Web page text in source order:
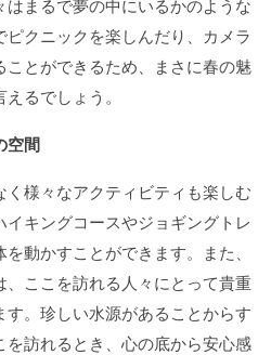
まるで夢の中にいるかのような
クニックを楽しんだり、カメラ
とができるため、まさに春の魅
るでしょう。
空間
様々なアクティビティも楽しむ
キングコースやジョギングトレ
動かすことができます。また、
ここを訪れる人々にとって貴重
。珍しい水源があることからす
を訪れるとき、心の底から安心感